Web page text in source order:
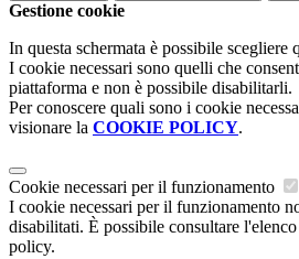
Gestione cookie
In questa schermata è possibile scegliere
I cookie necessari sono quelli che
piattaforma e non è possibile disabilitarli.
Per conoscere quali sono i cookie
visionare la COOKIE POLICY.
Cookie necessari per il funzionamento
I cookie necessari per il funzionamento
disabilitati. È possibile consultare
policy.